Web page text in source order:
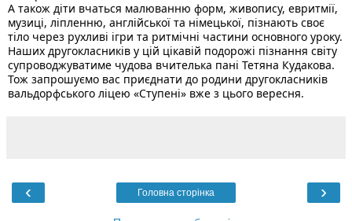
А також діти вчаться малюванню форм, живопису, евритмії,
музиці, ліпленню, англійської та німецької, пізнають своє
Наших другокласників у цій цікавій подорожі пізнання світу
супроводжуватиме чудова вчителька пані Тетяна Кудакова.
Тож запрошуємо вас приєднати до родини другокласників
вальдорфського ліцею «Ступені» вже з цього вересня.
‹ ›
Головна сторінка